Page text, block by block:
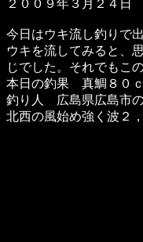
２００９年３月２４日
今日はウキ流し釣りで
ウキを流してみると、
じでした。それでもこ
本日の釣果 真鯛８０
釣り人 広島県広島市
北西の風始め強く波２